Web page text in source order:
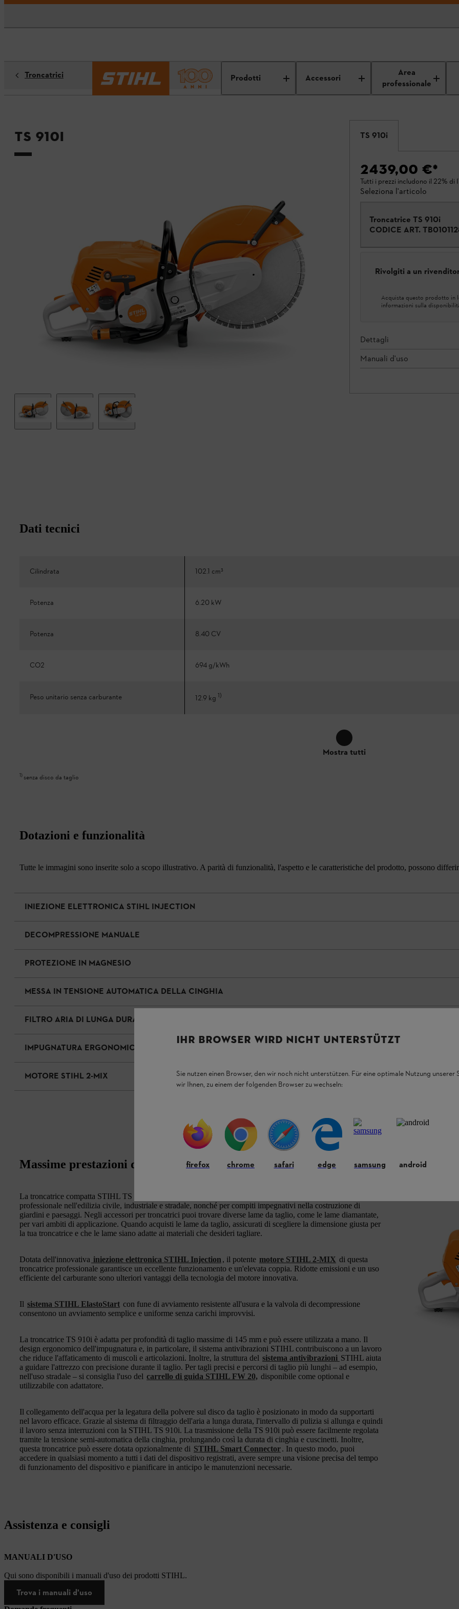
Prodotti Accessori
Area
professionale
Troncatrici
TS 910i TS 910i
2439,00 €*
Tutti i prezzi includono il 22% di
Seleziona l'articolo
Troncatrice TS 910i
CODICE ART.
Rivolgiti a un
Acquista questo prodotto in
informazioni sulla
Dettagli
Manuali d'uso
Dati tecnici
Cilindrata 102.1 cm³
Potenza 6.20 kW
Potenza 8.40 CV
CO2 694 g/kWh
Peso unitario senza carburante 12.9 kg 1)
Mostra tutti
1) senza disco da taglio
Dotazioni e funzionalità
Tutte le immagini sono inserite solo a scopo illustrativo. A parità di funzionalità, l'aspetto e le caratteristiche del prodotto, possono
INIEZIONE ELETTRONICA STIHL INJECTION
DECOMPRESSIONE MANUALE
PROTEZIONE IN MAGNESIO
MESSA IN TENSIONE AUTOMATICA DELLA CINGHIA
FILTRO ARIA DI LUNGA DURATA
IMPUGNATURA ERGONOMICA
MOTORE STIHL 2-MIX
Massime prestazioni di taglio e precisione
La troncatrice compatta STIHL TS 910i è un dispositivo ad alte prestazioni estremamente potente per l'uso
professionale nell'edilizia civile, industriale e stradale, nonché per compiti impegnativi nella costruzione di
giardini e paesaggi. Negli accessori per troncatrici puoi trovare diverse lame da taglio, come le lame diamantate,
per vari ambiti di applicazione. Quando acquisti le lame da taglio, assicurati di scegliere la dimensione giusta per
la tua troncatrice e che le lame siano adatte ai materiali che desideri tagliare.
Dotata dell'innovativa iniezione elettronica STIHL Injection , il potente motore STIHL 2-MIX di questa
troncatrice professionale garantisce un eccellente funzionamento e un'elevata coppia. Ridotte emissioni e un uso
efficiente del carburante sono ulteriori vantaggi della tecnologia del motore innovativa.
Il sistema STIHL ElastoStart con fune di avviamento resistente all'usura e la valvola di decompressione
consentono un avviamento semplice e uniforme senza carichi improvvisi.
La troncatrice TS 910i è adatta per profondità di taglio massime di 145 mm e può essere utilizzata a mano. Il
design ergonomico dell'impugnatura e, in particolare, il sistema antivibrazioni STIHL contribuiscono a un lavoro
che riduce l'affaticamento di muscoli e articolazioni. Inoltre, la struttura del sistema antivibrazioni STIHL aiuta
a guidare l'attrezzo con precisione durante il taglio. Per tagli precisi e percorsi di taglio più lunghi – ad esempio,
nell'uso stradale – si consiglia l'uso del carrello di guida STIHL FW 20, disponibile come optional e
utilizzabile con adattatore.
Il collegamento dell'acqua per la legatura della polvere sul disco da taglio è posizionato in modo da supportarti
nel lavoro efficace. Grazie al sistema di filtraggio dell'aria a lunga durata, l'intervallo di pulizia si allunga e quindi
il lavoro senza interruzioni con la STIHL TS 910i. La trasmissione della TS 910i può essere facilmente regolata
tramite la tensione semi-automatica della cinghia, prolungando così la durata di cinghia e cuscinetti. Inoltre,
questa troncatrice può essere dotata opzionalmente di STIHL Smart Connector. In questo modo, puoi
accedere in qualsiasi momento a tutti i dati del dispositivo registrati, avere sempre una visione precisa del tempo
di funzionamento del dispositivo e pianificare in anticipo le manutenzioni necessarie.
Assistenza e consigli
MANUALI D'USO
Qui sono disponibili i manuali d'uso dei prodotti STIHL.
Trova i manuali d'uso
IHR BROWSER WIRD NICHT UNTERSTÜTZT
Sie nutzen einen Browser, den wir noch nicht unterstützen. Für eine optimale Nutzung unserer
wir Ihnen, zu einem der folgenden Browser zu wechseln:
firefox chrome safari edge samsung android